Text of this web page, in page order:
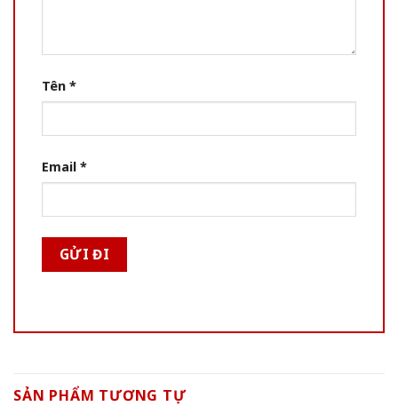
Tên *
Email *
SẢN PHẨM TƯƠNG TỰ